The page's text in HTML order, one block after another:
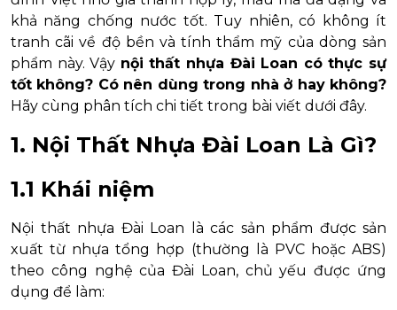
khả năng chống nước tốt. Tuy nhiên, có không ít
tranh cãi về độ bền và tính thẩm mỹ của dòng sản
phẩm này. Vậy nội thất nhựa Đài Loan có thực sự
tốt không? Có nên dùng trong nhà ở hay không?
Hãy cùng phân tích chi tiết trong bài viết dưới đây.
1. Nội Thất Nhựa Đài Loan Là Gì?
1.1 Khái niệm
Nội thất nhựa Đài Loan là các sản phẩm được sản
xuất từ nhựa tổng hợp (thường là PVC hoặc ABS)
theo công nghệ của Đài Loan, chủ yếu được ứng
dụng để làm: